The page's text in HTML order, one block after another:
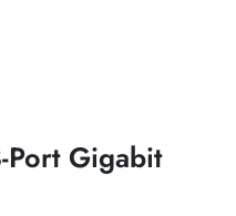
Port Gigabit